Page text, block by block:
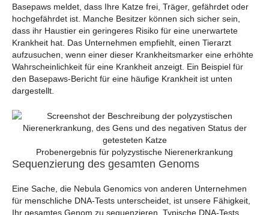
Basepaws meldet, dass Ihre Katze frei, Träger, gefährdet oder
hochgefährdet ist. Manche Besitzer können sich sicher sein,
dass ihr Haustier ein geringeres Risiko für eine unerwartete
Krankheit hat. Das Unternehmen empfiehlt, einen Tierarzt
aufzusuchen, wenn einer dieser Krankheitsmarker eine erhöhte
Wahrscheinlichkeit für eine Krankheit anzeigt. Ein Beispiel für
den Basepaws-Bericht für eine häufige Krankheit ist unten
dargestellt.
Probenergebnis für polyzystische Nierenerkrankung
Sequenzierung des gesamten Genoms
Eine Sache, die Nebula Genomics von anderen Unternehmen
für menschliche DNA-Tests unterscheidet, ist unsere Fähigkeit,
Ihr gesamtes Genom zu sequenzieren. Typische DNA-Tests